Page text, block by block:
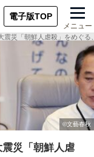
電子版TOP
メニュー
災「朝鮮人虐殺」をめぐる
災「朝鮮人虐